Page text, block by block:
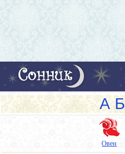
А Б
Овен